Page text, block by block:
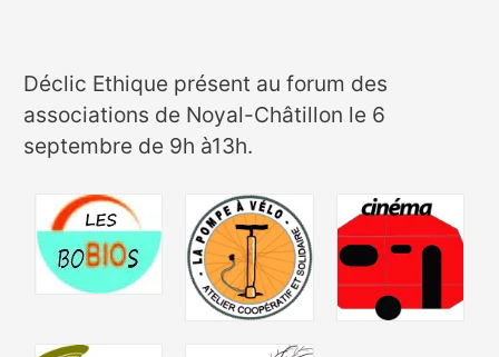
Déclic Ethique présent au forum des
associations de Noyal-Châtillon le 6
septembre de 9h à13h.